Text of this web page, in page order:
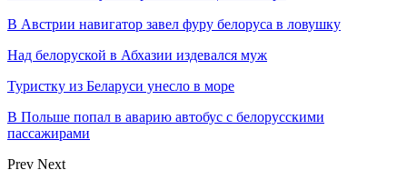
В Австрии навигатор завел фуру белоруса в ловушку
Над белоруской в Абхазии издевался муж
Туристку из Беларуси унесло в море
В Польше попал в аварию автобус с белорусскими
пассажирами
Prev Next